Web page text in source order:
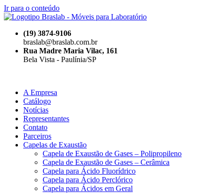
Ir para o conteúdo
(19) 3874-9106
braslab@braslab.com.br
Rua Madre Maria Vilac, 161
Bela Vista - Paulínia/SP
A Empresa
Catálogo
Notícias
Representantes
Contato
Parceiros
Capelas de Exaustão
Capela de Exaustão de Gases – Polipropileno
Capela de Exaustão de Gases – Cerâmica
Capela para Ácido Fluorídrico
Capela para Ácido Perclórico
Capela para Ácidos em Geral